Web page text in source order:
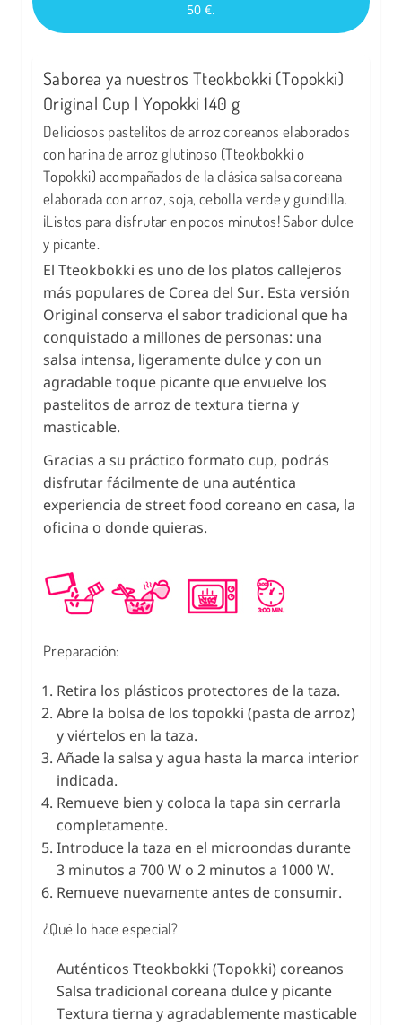
50 €.
Saborea ya nuestros Tteokbokki (Topokki)
Original Cup | Yopokki 140 g
Deliciosos pastelitos de arroz coreanos elaborados
con harina de arroz glutinoso (Tteokbokki o
Topokki) acompañados de la clásica salsa coreana
elaborada con arroz, soja, cebolla verde y guindilla.
¡Listos para disfrutar en pocos minutos! Sabor dulce
y picante.
El Tteokbokki es uno de los platos callejeros
más populares de Corea del Sur. Esta versión
Original conserva el sabor tradicional que ha
conquistado a millones de personas: una
salsa intensa, ligeramente dulce y con un
agradable toque picante que envuelve los
pastelitos de arroz de textura tierna y
masticable.
Gracias a su práctico formato cup, podrás
disfrutar fácilmente de una auténtica
experiencia de street food coreano en casa, la
oficina o donde quieras.
Preparación:
Retira los plásticos protectores de la taza.
Abre la bolsa de los topokki (pasta de arroz)
y viértelos en la taza.
Añade la salsa y agua hasta la marca interior
indicada.
Remueve bien y coloca la tapa sin cerrarla
completamente.
Introduce la taza en el microondas durante
3 minutos a 700 W o 2 minutos a 1000 W.
Remueve nuevamente antes de consumir.
¿Qué lo hace especial?
Auténticos Tteokbokki (Topokki) coreanos
Salsa tradicional coreana dulce y picante
Textura tierna y agradablemente masticable